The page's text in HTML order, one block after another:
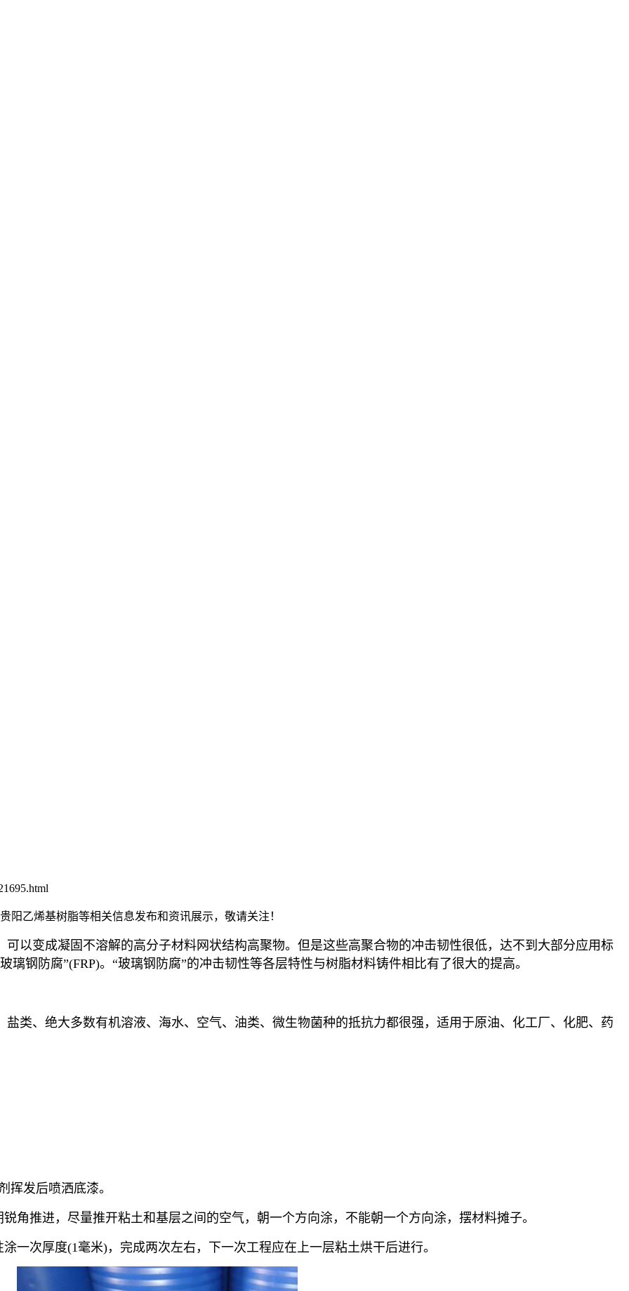
阳乙烯基树脂等相关信息发布和资讯展示，敬请关注！
以变成凝固不溶解的高分子材料网状结构高聚物。但是这些高聚合物的冲击韧性很低，达不到大部分应用标
钢防腐”(FRP)。“玻璃钢防腐”的冲击韧性等各层特性与树脂材料铸件相比有了很大的提高。
类、绝大多数有机溶液、海水、空气、油类、微生物菌种的抵抗力都很强，适用于原油、化工厂、化肥、药
挥发后喷洒底漆。
角推进，尽量推开粘土和基层之间的空气，朝一个方向涂，不能朝一个方向涂，摆材料摊子。
一次厚度(1毫米)，完成两次左右，下一次工程应在上一层粘土烘干后进行。